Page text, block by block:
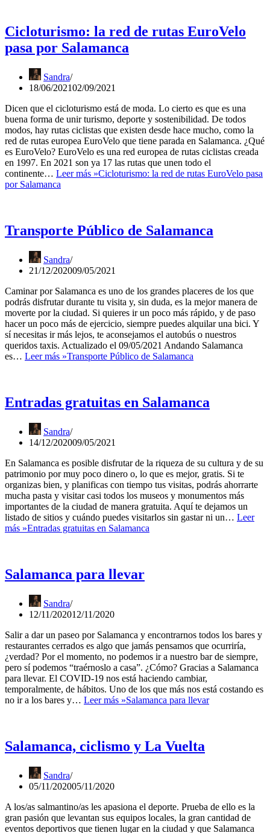
Cicloturismo: la red de rutas EuroVelo
pasa por Salamanca
Sandra
18/06/202102/09/2021
Dicen que el cicloturismo está de moda. Lo cierto es que es una
buena forma de unir turismo, deporte y sostenibilidad. De todos
modos, hay rutas ciclistas que existen desde hace mucho, como la
red de rutas europea EuroVelo que tiene parada en Salamanca. ¿Qué
es EuroVelo? EuroVelo es una red europea de rutas ciclistas creada
en 1997. En 2021 son ya 17 las rutas que unen todo el
continente… Leer más »Cicloturismo: la red de rutas EuroVelo pasa
por Salamanca
Transporte Público de Salamanca
Sandra
21/12/202009/05/2021
Caminar por Salamanca es uno de los grandes placeres de los que
podrás disfrutar durante tu visita y, sin duda, es la mejor manera de
moverte por la ciudad. Si quieres ir un poco más rápido, y de paso
hacer un poco más de ejercicio, siempre puedes alquilar una bici. Y
sí necesitas ir más lejos, te aconsejamos el autobús o nuestros
queridos taxis. Actualizado el 09/05/2021 Andando Salamanca
es… Leer más »Transporte Público de Salamanca
Entradas gratuitas en Salamanca
Sandra
14/12/202009/05/2021
En Salamanca es posible disfrutar de la riqueza de su cultura y de su
patrimonio por muy poco dinero o, lo que es mejor, gratis. Si te
organizas bien, y planificas con tiempo tus visitas, podrás ahorrarte
mucha pasta y visitar casi todos los museos y monumentos más
importantes de la ciudad de manera gratuita. Aquí te dejamos un
listado de sitios y cuándo puedes visitarlos sin gastar ni un… Leer
más »Entradas gratuitas en Salamanca
Salamanca para llevar
Sandra
12/11/202012/11/2020
Salir a dar un paseo por Salamanca y encontrarnos todos los bares y
restaurantes cerrados es algo que jamás pensamos que ocurriría,
¿verdad? Por el momento, no podemos ir a nuestro bar de siempre,
pero sí podemos “traérnoslo a casa”. ¿Cómo? Gracias a Salamanca
para llevar. El COVID-19 nos está haciendo cambiar,
temporalmente, de hábitos. Uno de los que más nos está costando es
no ir a los bares y… Leer más »Salamanca para llevar
Salamanca, ciclismo y La Vuelta
Sandra
05/11/202005/11/2020
A los/as salmantino/as les apasiona el deporte. Prueba de ello es la
gran pasión que levantan sus equipos locales, la gran cantidad de
eventos deportivos que tienen lugar en la ciudad y que Salamanca